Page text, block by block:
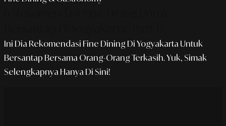
Ini Dia Rekomendasi Fine Dining Di Yogyakarta Untuk
Bersantap Bersama Orang-Orang Terkasih. Yuk, Simak
Selengkapnya Hanya Di Sini!